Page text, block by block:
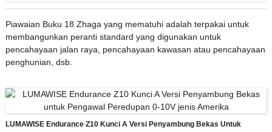
Piawaian Buku 18 Zhaga yang mematuhi adalah terpakai untuk
membangunkan peranti standard yang digunakan untuk
pencahayaan jalan raya, pencahayaan kawasan atau pencahayaan
penghunian, dsb.
LUMAWISE Endurance Z10 Kunci A Versi Penyambung Bekas Untuk